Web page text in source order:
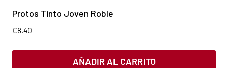
Protos Tinto Joven Roble
€8.40
AÑADIR AL CARRITO